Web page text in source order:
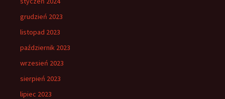
grudzień 2023
listopad 2023
październik 2023
wrzesień 2023
sierpień 2023
lipiec 2023